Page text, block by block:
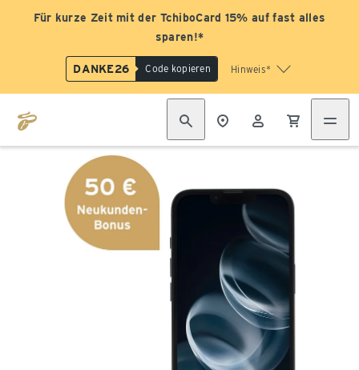
Für kurze Zeit mit der TchiboCard 15% auf fast alles
sparen!*
DANKE26 Code kopieren Hinweis*